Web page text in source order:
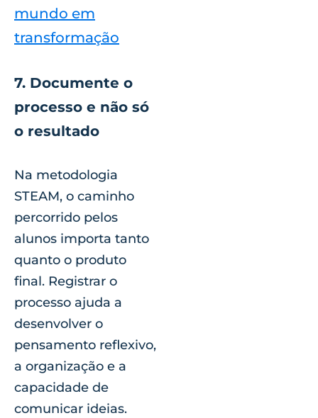
mundo em
transformação
7. Documente o
processo e não só
o resultado
Na metodologia
STEAM, o caminho
percorrido pelos
alunos importa tanto
quanto o produto
final. Registrar o
processo ajuda a
desenvolver o
pensamento reflexivo,
a organização e a
capacidade de
comunicar ideias.